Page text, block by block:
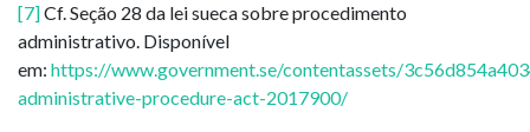
[7]Cf. Seção 28 da lei sueca sobre procedimento
administrativo. Disponível
em: https://www.government.se/contentassets/
administrative-procedure-act-2017900/